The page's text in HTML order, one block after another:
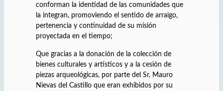
conforman la identidad de las comunidades que
la integran, promoviendo el sentido de arraigo,
pertenencia y continuidad de su misión
proyectada en el tiempo;
Que gracias a la donación de la colección de
bienes culturales y artísticos y a la cesión de
piezas arqueológicas, por parte del Sr. Mauro
Nievas del Castillo que eran exhibidos por su